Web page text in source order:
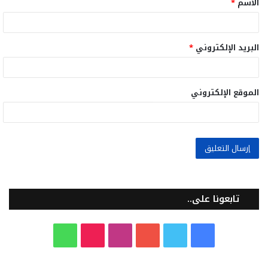
*
البريد الإلكتروني *
الموقع الإلكتروني
تابعونا على..